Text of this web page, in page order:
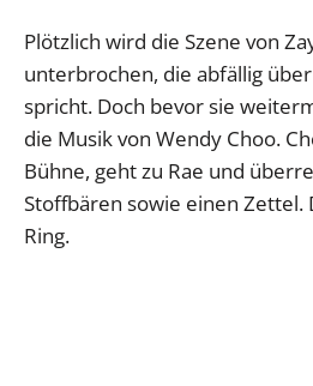
Plötzlich wird die Szene von
unterbrochen, die abfällig
spricht. Doch bevor sie
die Musik von Wendy Choo.
Bühne, geht zu Rae und
Stoffbären sowie einen Zettel.
Ring.